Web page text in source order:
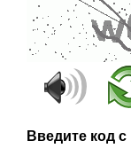
Введите код с